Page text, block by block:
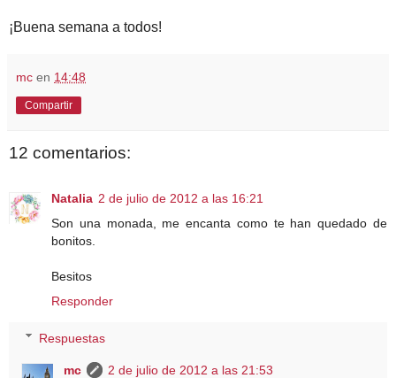
¡Buena semana a todos!
mc en 14:48
Compartir
12 comentarios:
Natalia 2 de julio de 2012 a las 16:21
Son una monada, me encanta como te han quedado de
bonitos.
Besitos
Responder
Respuestas
mc
2 de julio de 2012 a las 21:53